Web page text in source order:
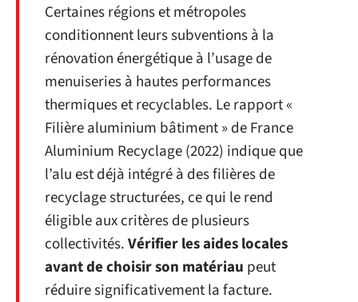
Certaines régions et métropoles
conditionnent leurs subventions à la
rénovation énergétique à l’usage de
menuiseries à hautes performances
thermiques et recyclables. Le rapport «
Filière aluminium bâtiment » de France
Aluminium Recyclage (2022) indique que
l’alu est déjà intégré à des filières de
recyclage structurées, ce qui le rend
éligible aux critères de plusieurs
collectivités.Vérifier les aides locales
avant de choisir son matériau peut
réduire significativement la facture.